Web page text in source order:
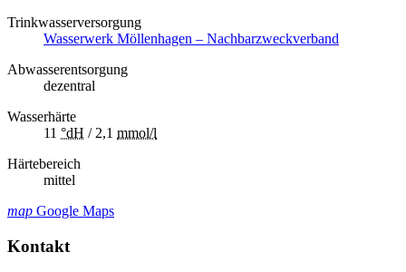
Trinkwasserversorgung
Wasserwerk Möllenhagen – Nachbarzweckverband
Abwasserentsorgung
dezentral
Wasserhärte
11 °dH / 2,1 mmol/l
Härtebereich
mittel
map Google Maps
Kontakt